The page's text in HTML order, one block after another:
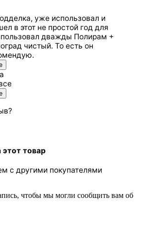
уже использовал и
в этот не простой год для
дважды Полирам +
чистый. То есть он
этот товар
с другими покупателями
чтобы мы могли сообщить вам об